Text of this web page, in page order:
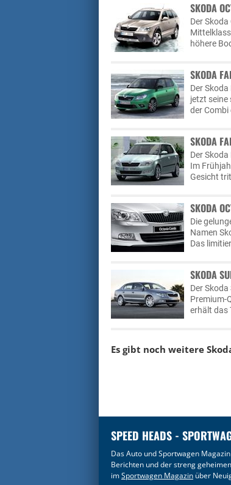
SKODA
Der
höhere
SKODA
Der
jetzt seine
der Combi
SKODA
Der
Im
Gesicht
SKODA
Die
Namen
Das
SKODA
Der
Premium-
erhält das
Es gibt noch weitere
SPEED HEADS -
Das Auto und Sportwagen
Berichten und der streng geheimen
imSportwagen Magazin über